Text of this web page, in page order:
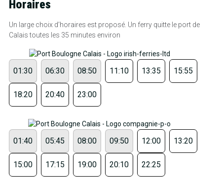
Horaires
Un large choix d’horaires est proposé. Un ferry quitte le port de
Calais toutes les 35 minutes environ
01:30 06:30 08:50 11:10 13:35 15:55
18:20 20:40 23:00
01:40 05:45 08:00 09:50 12:00 13:20
15:00 17:15 19:00 20:10 22:25